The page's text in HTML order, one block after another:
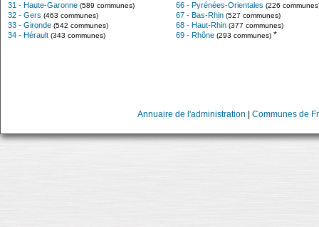
31 - Haute-Garonne (589 communes)
32 - Gers (463 communes)
33 - Gironde (542 communes)
34 - Hérault (343 communes)
66 - Pyrénées-Orientales (226
67 - Bas-Rhin (527 communes)
68 - Haut-Rhin (377 communes)
69 - Rhône (293 communes) *
Annuaire de l'administration Communes de